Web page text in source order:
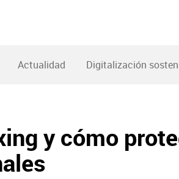
Actualidad Digitalización
y cómo